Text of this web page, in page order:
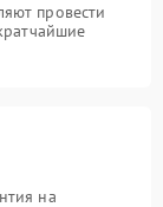
провести
на